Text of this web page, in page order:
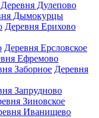
Деревня Дулепово
Дымокурцы
Деревня Ерихово
Деревня Ерсловское
Ефремово
Заборное Деревня
Запрудново
Зиновское
Иванищево